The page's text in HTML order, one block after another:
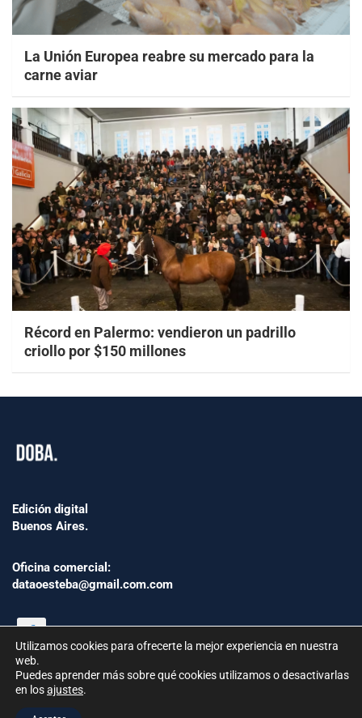
La Unión Europea reabre su mercado para la
carne aviar
Récord en Palermo: vendieron un padrillo
criollo por $150 millones
Edición digital
Buenos Aires.
Oficina comercial:
dataoesteba@gmail.com.com
Utilizamos cookies para ofrecerte la mejor experiencia en nuestra
web.
Puedes aprender más sobre qué cookies utilizamos o desactivarlas
en losajustes.